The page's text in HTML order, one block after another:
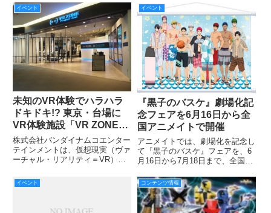
山口恭平さん、脚本・三条陸さ
ん、プロデュース・大森敬仁さん
という『ドライブ』のガチ布陣に
よって誕生しました！
モンアドベンチャー tri. 』の第2
章がいよいよ3/12（土）より劇場
上映されます。 それに先立ち、
2/11（木・祝）
イベント
未知のVR体験でハラハラ
ドキドキ!? 東京・台場に
VR体験施設「VR ZONE
Project i Can」が4月15日
（金）オープン！
株式会社バンダイナムコエンター
テインメントは、仮想現実（ヴァ
ーチャル・リアリティ＝VR）技
験領域を開拓するプロジェクト
「Project I Can」を始動、4月15
間限定でダイバー
イベント
『黒子のバスケ』劇場化記
念フェアを6月16日から全
国アニメイトで開催
アニメイトでは、劇場化を記念し
て『黒子のバスケ』フェアを、6
月16日から7月18日まで、全国の
“これぞ夏！”をテーマに、ぴった
りなイラストを使用したフェア期
間限定グッズを販売する。
イベント コンテンツ情報